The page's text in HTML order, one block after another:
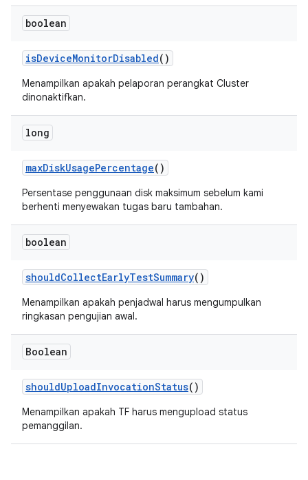
boolean
isDeviceMonitorDisabled()
Menampilkan apakah pelaporan perangkat Cluster
dinonaktifkan.
long
maxDiskUsagePercentage()
Persentase penggunaan disk maksimum sebelum kami
berhenti menyewakan tugas baru tambahan.
boolean
shouldCollectEarlyTestSummary()
Menampilkan apakah penjadwal harus mengumpulkan
ringkasan pengujian awal.
Boolean
shouldUploadInvocationStatus()
Menampilkan apakah TF harus mengupload status
pemanggilan.